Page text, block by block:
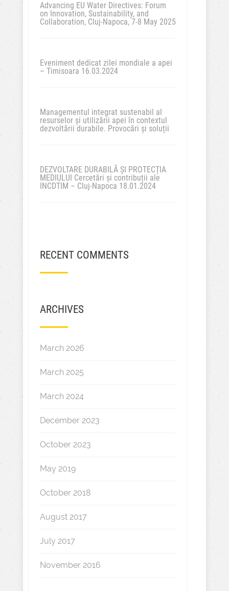
Advancing EU Water Directives: Forum
on Innovation, Sustainability, and
Collaboration, Cluj-Napoca, 7-8 May 2025
Eveniment dedicat zilei mondiale a apei
– Timisoara 16.03.2024
Managementul integrat sustenabil al
resurselor și utilizării apei în contextul
dezvoltării durabile. Provocări și soluții
DEZVOLTARE DURABILĂ ȘI PROTECȚIA
MEDIULUI Cercetări și contribuții ale
INCDTIM – Cluj-Napoca 18.01.2024
RECENT COMMENTS
ARCHIVES
March 2026
March 2025
March 2024
December 2023
October 2023
May 2019
October 2018
August 2017
July 2017
November 2016